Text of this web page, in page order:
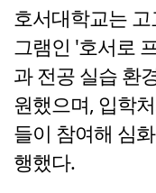
호서대학교는
그램인 '호서로
과 전공 실습 환
원했으며, 입학
들이 참여해 심
행했다.